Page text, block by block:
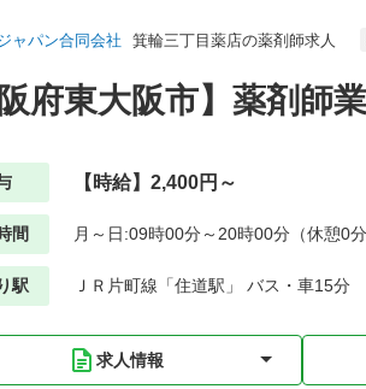
ャパン合同会社 箕輪三丁目薬店の薬剤師求人
阪府東大阪市】薬剤師
【時給】2,400円～
間 月～日:09時00分～20時00分（休憩0分
駅 ＪＲ片町線「住道駅」 バス・車15分
求人情報